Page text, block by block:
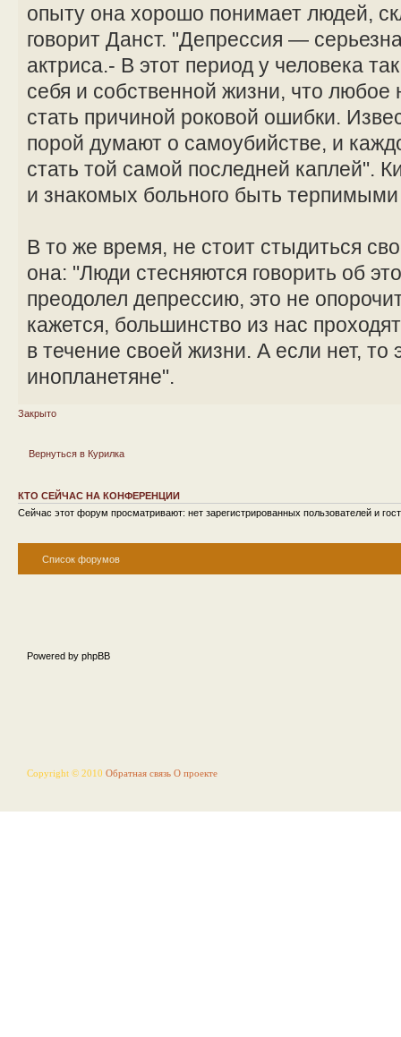
опыту она хорошо понимает людей,
говорит Данст. "Депрессия —
актриса.- В этот период у человека
себя и собственной жизни, что
стать причиной роковой ошибки.
порой думают о самоубийстве, и
стать той самой последней каплей".
и знакомых больного быть
В то же время, не стоит стыдиться
она: "Люди стесняются говорить об
преодолел депрессию, это не
кажется, большинство из нас
в течение своей жизни. А если нет, то
инопланетяне".
Закрыто
Вернуться в Курилка
КТО СЕЙЧАС НА КОНФЕРЕНЦИИ
Сейчас этот форум просматривают: нет зарегистрированных пользователей и
Список форумов
Powered by phpBB
Copyright © 2010 Обратная связь О проекте